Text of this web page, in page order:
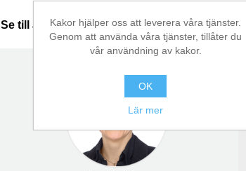
Se till att kolla in våra partners montrar och
Kakor hjälper oss att leverera våra tjänster.
Genom att använda våra tjänster, tillåter du
vår användning av kakor.
OK
Lär mer